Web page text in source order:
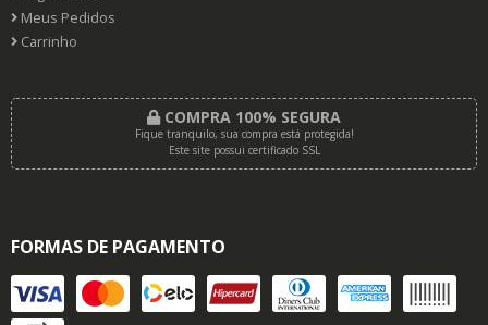
Meus Pedidos
Carrinho
COMPRA 100% SEGURA
Fique tranquilo, sua compra está protegida!
Este site possui certificado SSL
FORMAS DE PAGAMENTO